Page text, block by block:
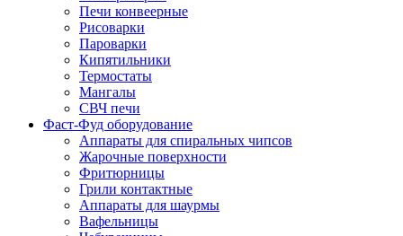
Печи конвеерные
Рисоварки
Пароварки
Кипятильники
Термостаты
Мангалы
СВЧ печи
Фаст-Фуд оборудование
Аппараты для спиральных чипсов
Жарочные поверхности
Фритюрницы
Грили контактные
Аппараты для шаурмы
Вафельницы